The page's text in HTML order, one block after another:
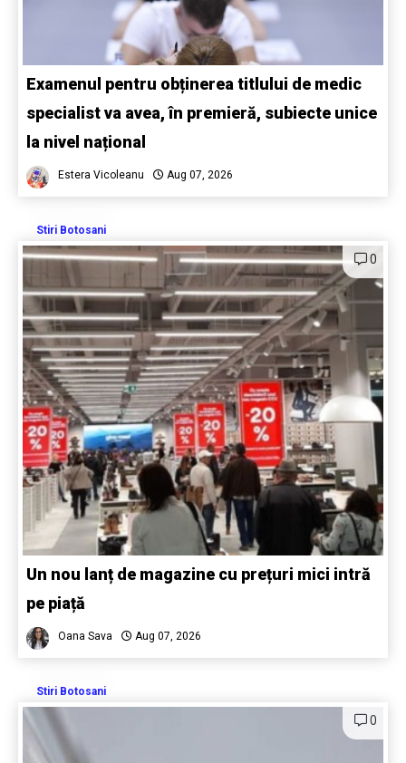
Examenul pentru obținerea titlului de medic
specialist va avea, în premieră, subiecte unice
la nivel național
Estera Vicoleanu Aug 07, 2026
Stiri Botosani
0
Un nou lanț de magazine cu prețuri mici intră
pe piață
Oana Sava Aug 07, 2026
Stiri Botosani
0